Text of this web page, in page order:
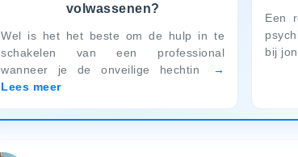
volwassenen?
Wel is het het beste om de hulp in te
schakelen van een professional
wanneer je de onveilige hechtin
Lees meer
Een
bij